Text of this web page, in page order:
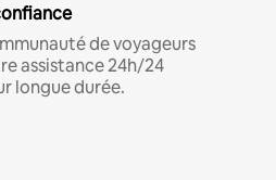
de voyageurs
assistance 24h/24
longue durée.